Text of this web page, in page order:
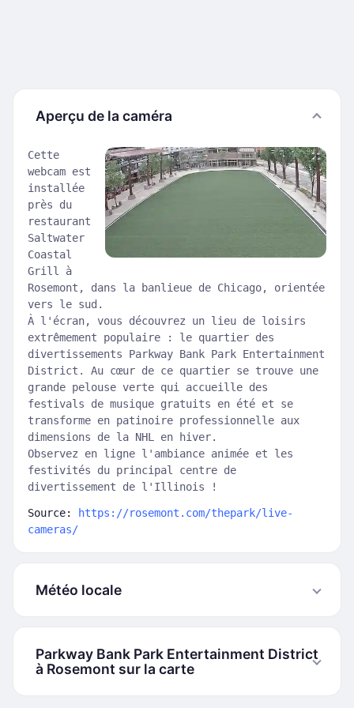
Aperçu de la caméra
Cette
webcam est
installée
près du
restaurant
Saltwater
Coastal
Grill à
Rosemont, dans la banlieue de Chicago, orientée
vers le sud.
À l'écran, vous découvrez un lieu de loisirs
extrêmement populaire : le quartier des
divertissements Parkway Bank Park Entertainment
District. Au cœur de ce quartier se trouve une
grande pelouse verte qui accueille des
festivals de musique gratuits en été et se
transforme en patinoire professionnelle aux
dimensions de la NHL en hiver.
Observez en ligne l'ambiance animée et les
festivités du principal centre de
divertissement de l'Illinois !
Source:
https://rosemont.com/thepark/live-
cameras/
Météo locale
Parkway Bank Park Entertainment District
à Rosemont sur la carte